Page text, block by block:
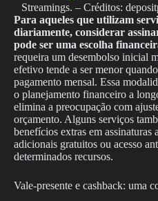
Streamings. – Créditos:
Para aqueles que utilizam
diariamente, considerar
pode ser uma escolha
requeira um desembolso inicial
efetivo tende a ser menor
pagamento mensal. Essa
o planejamento financeiro a
elimina a preocupação com
orçamento. Alguns serviços
benefícios extras em assinaturas
adicionais gratuitos ou acesso
determinados recursos.
Vale-presente e cashback: uma